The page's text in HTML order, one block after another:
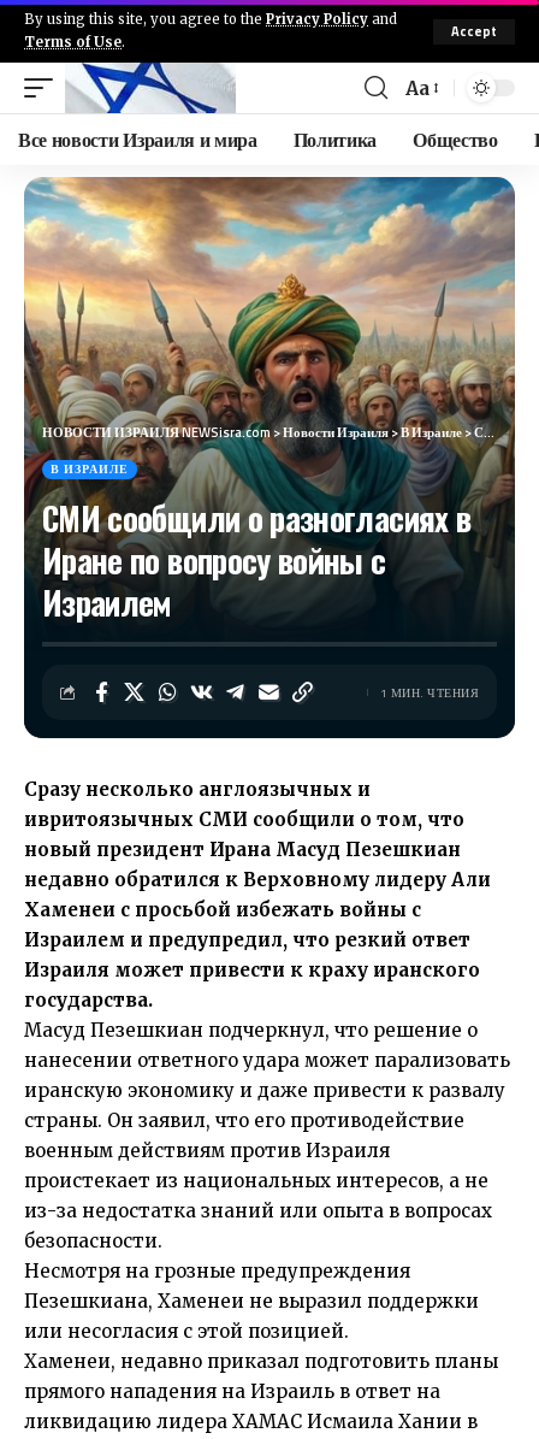
By using this site, you agree to the Privacy Policy and
Terms of Use.
Accept
Aa
Все новости Израиля и мира Политика Общество
НОВОСТИ ИЗРАИЛЯ NEWSisra.com>Новости Израиля>В Израиле>СМИ сообщили о разногласиях в Иране по вопросу войны с Израилем
В ИЗРАИЛЕ
СМИ сообщили о разногласиях в
Иране по вопросу войны с
Израилем
1 МИН. ЧТЕНИЯ
Сразу несколько англоязычных и
ивритоязычных СМИ сообщили о том, что
новый президент Ирана Масуд Пезешкиан
недавно обратился к Верховному лидеру Али
Хаменеи с просьбой избежать войны с
Израилем и предупредил, что резкий ответ
Израиля может привести к краху иранского
государства.
Масуд Пезешкиан подчеркнул, что решение о
нанесении ответного удара может парализовать
иранскую экономику и даже привести к развалу
страны. Он заявил, что его противодействие
военным действиям против Израиля
проистекает из национальных интересов, а не
из-за недостатка знаний или опыта в вопросах
безопасности.
Несмотря на грозные предупреждения
Пезешкиана, Хаменеи не выразил поддержки
или несогласия с этой позицией.
Хаменеи, недавно приказал подготовить планы
прямого нападения на Израиль в ответ на
ликвидацию лидера ХАМАС Исмаила Хании в